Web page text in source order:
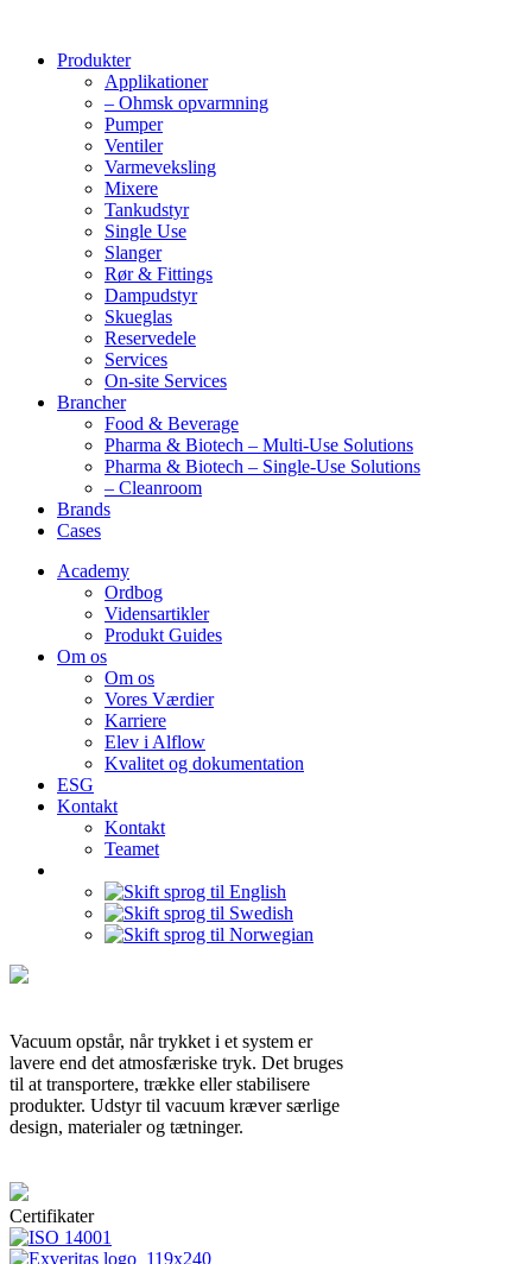
Produkter
Applikationer
– Ohmsk opvarmning
Pumper
Ventiler
Varmeveksling
Mixere
Tankudstyr
Single Use
Slanger
Rør & Fittings
Dampudstyr
Skueglas
Reservedele
Services
On-site Services
Brancher
Food & Beverage
Pharma & Biotech – Multi-Use Solutions
Pharma & Biotech – Single-Use Solutions
– Cleanroom
Brands
Cases
Academy
Ordbog
Vidensartikler
Produkt Guides
Om os
Om os
Vores Værdier
Karriere
Elev i Alflow
Kvalitet og dokumentation
ESG
Kontakt
Kontakt
Teamet
Vacuum opstår, når trykket i et system er
lavere end det atmosfæriske tryk. Det bruges
til at transportere, trække eller stabilisere
produkter. Udstyr til vacuum kræver særlige
design, materialer og tætninger.
Certifikater